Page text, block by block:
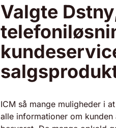
Valgte
ICM så mange muligheder i
alle informationer om